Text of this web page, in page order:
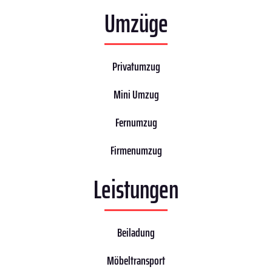
Umzüge
Privatumzug
Mini Umzug
Fernumzug
Firmenumzug
Leistungen
Beiladung
Möbeltransport